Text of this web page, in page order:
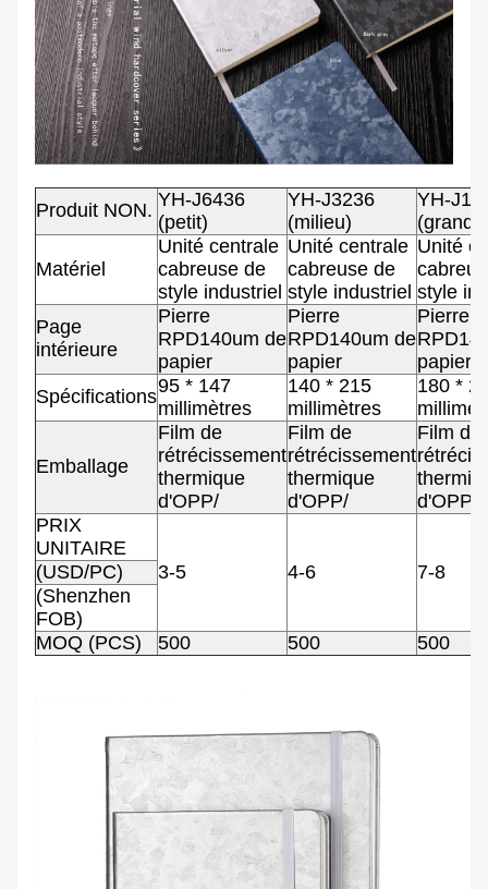
Produit NON. YH-J6436
(petit)
YH-J3236
(milieu)
YH-
(grand)
Matériel
Unité centrale
cabreuse de
style industriel
Unité centrale
cabreuse de
style industriel
Unité
style
Page
intérieure
Pierre
RPD140um de
papier
Pierre
RPD140um de
papier
Pierre
papier
Spécifications95 * 147
millimètres
140 * 215
millimètres
180 *
Emballage
Film de
rétrécissement
thermique
d'OPP/
Film de
rétrécissement
thermique
d'OPP/
Film de
d'OPP/
PRIX
UNITAIRE
3-5
4-6 7-8
(USD/PC)
(Shenzhen
FOB)
MOQ (PCS)
500 500 500